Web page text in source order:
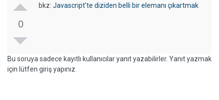
0
bkz: Javascript'te diziden belli bir elemanı çıkartmak
Bu soruya sadece kayıtlı kullanıcılar yanıt yazabilirler. Yanıt yazmak
için lütfen giriş yapınız.